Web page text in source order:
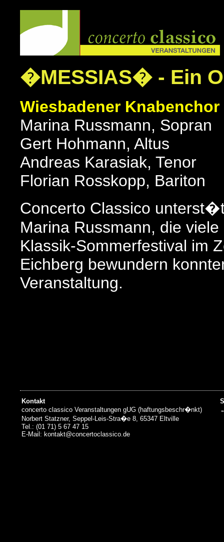
Kontakt
concerto classico Veranstaltungen gUG (haftungsbeschr�nkt)
Norbert Statzner, Seppel-Leis-Stra�e 8, 65347 Eltville
Tel.: (01 71) 5 67 47 15
E-Mail: kontakt@concertoclassico.de
�MESSIAS� - Ein
Wiesbadener Knabenchor
Marina Russmann, Sopran
Gert Hohmann, Altus
Andreas Karasiak, Tenor
Florian Rosskopp, Bariton
Concerto Classico
Marina Russmann, die
Klassik-Sommerfestival im
Eichberg bewundern
Veranstaltung.